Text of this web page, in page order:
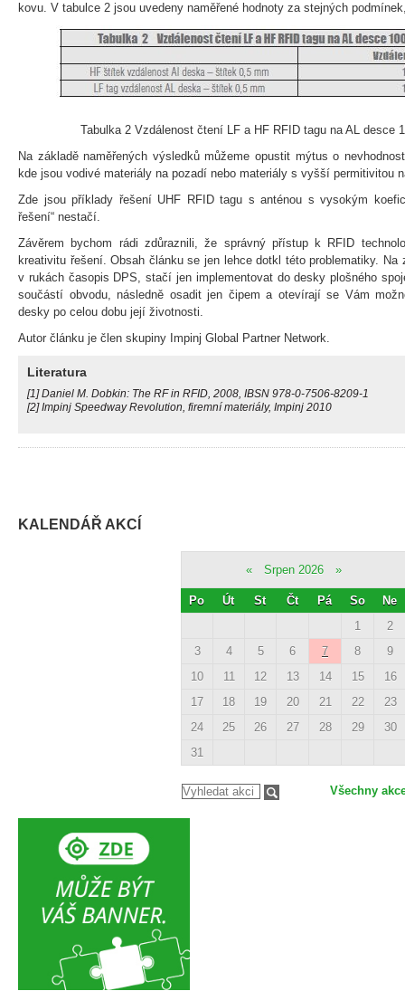
kovu. V tabulce 2 jsou uvedeny naměřené hodnoty za stejných
Tabulka 2 Vzdálenost čtení LF a HF RFID tagu na AL desce
Na základě naměřených výsledků můžeme opustit mýtus o
kde jsou vodivé materiály na pozadí nebo materiály s vyšší permitivitou
Zde jsou příklady řešení UHF RFID tagu s anténou s vysokým
řešení“ nestačí.
Závěrem bychom rádi zdůraznili, že správný přístup k RFID
kreativitu řešení. Obsah článku se jen lehce dotkl této problematiky.
v rukách časopis DPS, stačí jen implementovat do desky plošného
součástí obvodu, následně osadit jen čipem a otevírají se Vám
desky po celou dobu její životnosti.
Autor článku je člen skupiny Impinj Global Partner Network.
Literatura
[1] Daniel M. Dobkin: The RF in RFID, 2008, IBSN 978-0-7506-8209-1
[2] Impinj Speedway Revolution, firemní materiály, Impinj 2010
KALENDÁŘ AKCÍ
« Srpen 2026 »
Po Út St Čt Pá So
Ne
1
2
3
4 5 6 7 8
9
10
11 12 13 14 15
16
17
18 19 20 21 22
23
24
25 26 27 28 29
30
31
Všechny